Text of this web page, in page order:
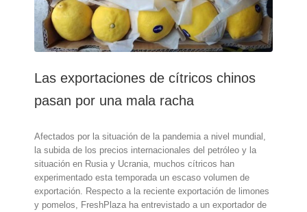
Las exportaciones de cítricos chinos
pasan por una mala racha
Afectados por la situación de la pandemia a nivel mundial,
la subida de los precios internacionales del petróleo y la
situación en Rusia y Ucrania, muchos cítricos han
experimentado esta temporada un escaso volumen de
exportación. Respecto a la reciente exportación de limones
y pomelos, FreshPlaza ha entrevistado a un exportador de